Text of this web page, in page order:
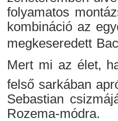
folyamatos
kombináció az
megkeseredett
Mert mi az élet,
felső sarkában
Sebastian
Rozema-módra.